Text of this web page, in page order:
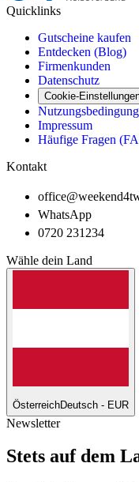
Quicklinks
Gutscheine kaufen
Entdecken (Blog)
Firmenkunden
Datenschutz
Cookie-
Impressum
Häufige Fragen
Kontakt
WhatsApp
0720 231234
Wähle dein Land
ÖsterreichDeutsch - EUR
Newsletter
Stets auf dem